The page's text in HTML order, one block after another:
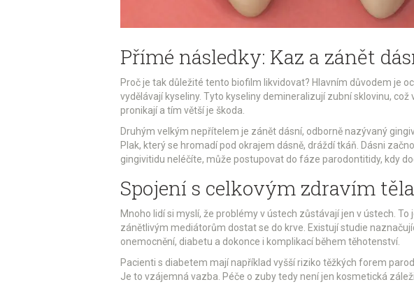
Přímé následky: Kaz a zánět
Proč je tak důležité tento biofilm likvidovat? Hlavním důvodem je
vydělávají kyseliny. Tyto kyseliny demineralizují zubní sklovinu,
pronikají a tím větší je škoda.
Druhým velkým nepřítelem je zánět dásní, odborně nazývaný
Plak, který se hromadí pod okrajem dásně, dráždí tkáň. Dásni
gingivitidu neléčíte, může postupovat do fáze parodontitidy, kdy
Spojení s celkovým zdravím těla
Mnoho lidí si myslí, že problémy v ústech zůstávají jen v ústech.
zánětlivým mediátorům dostat se do krve. Existují studie
onemocnění, diabetu a dokonce i komplikací během těhotenství.
Pacienti s diabetem mají například vyšší riziko těžkých forem
Je to vzájemná vazba. Péče o zuby tedy není jen kosmetická